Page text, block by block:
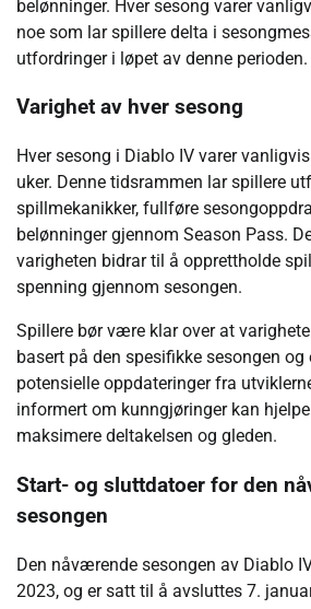
belønninger. Hver sesong varer
noe som lar spillere delta i
utfordringer i løpet av denne perioden.
Varighet av hver sesong
Hver sesong i Diablo IV varer
uker. Denne tidsrammen lar spillere
spillmekanikker, fullføre
belønninger gjennom Season Pass.
varigheten bidrar til å opprettholde
spenning gjennom sesongen.
Spillere bør være klar over at
basert på den spesifikke sesongen og
potensielle oppdateringer fra
informert om kunngjøringer kan
maksimere deltakelsen og gleden.
Start- og sluttdatoer for den
sesongen
Den nåværende sesongen av Diablo
2023, og er satt til å avsluttes 7.